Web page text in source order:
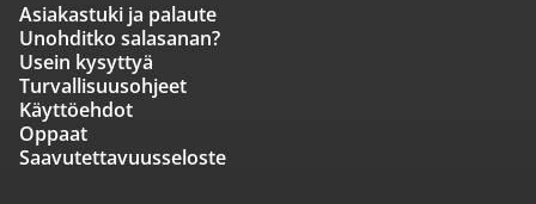
Asiakastuki ja palaute
Unohditko salasanan?
Usein kysyttyä
Turvallisuusohjeet
Käyttöehdot
Oppaat
Saavutettavuusseloste